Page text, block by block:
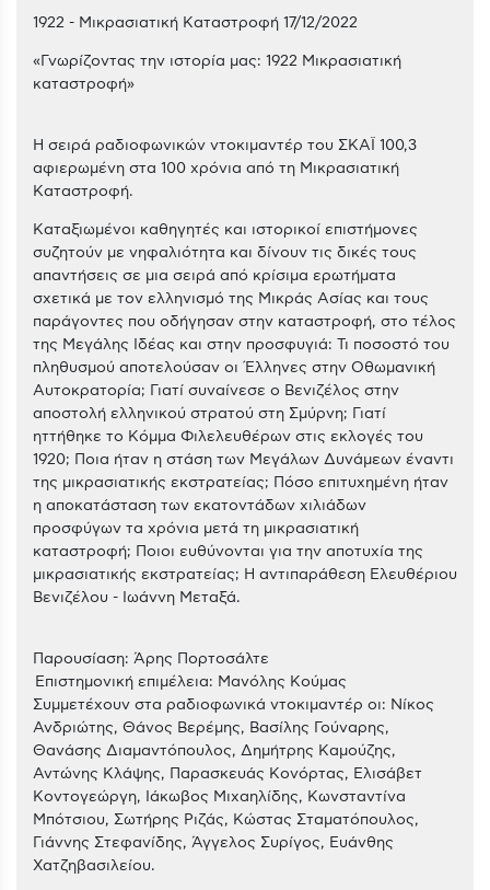
1922 - Μικρασιατική Καταστροφή 17/12/2022
«Γνωρίζοντας την ιστορία μας: 1922 Μικρασιατική
καταστροφή»
Η σειρά ραδιοφωνικών ντοκιμαντέρ του ΣΚΑΪ 100,3
αφιερωμένη στα 100 χρόνια από τη Μικρασιατική
Καταστροφή.
Καταξιωμένοι καθηγητές και ιστορικοί επιστήμονες
συζητούν με νηφαλιότητα και δίνουν τις δικές τους
απαντήσεις σε μια σειρά από κρίσιμα ερωτήματα
σχετικά με τον ελληνισμό της Μικράς Ασίας και τους
παράγοντες που οδήγησαν στην καταστροφή, στο τέλος
της Μεγάλης Ιδέας και στην προσφυγιά: Τι ποσοστό του
πληθυσμού αποτελούσαν οι Έλληνες στην Οθωμανική
Αυτοκρατορία; Γιατί συναίνεσε ο Βενιζέλος στην
αποστολή ελληνικού στρατού στη Σμύρνη; Γιατί
ηττήθηκε το Κόμμα Φιλελευθέρων στις εκλογές του
1920; Ποια ήταν η στάση των Μεγάλων Δυνάμεων έναντι
της μικρασιατικής εκστρατείας; Πόσο επιτυχημένη ήταν
η αποκατάσταση των εκατοντάδων χιλιάδων
προσφύγων τα χρόνια μετά τη μικρασιατική
καταστροφή; Ποιοι ευθύνονται για την αποτυχία της
μικρασιατικής εκστρατείας; Η αντιπαράθεση Ελευθέριου
Βενιζέλου - Ιωάννη Μεταξά.
Παρουσίαση: Άρης Πορτοσάλτε
Επιστημονική επιμέλεια: Μανόλης Κούμας
Συμμετέχουν στα ραδιοφωνικά ντοκιμαντέρ οι: Νίκος
Ανδριώτης, Θάνος Βερέμης, Βασίλης Γούναρης,
Θανάσης Διαμαντόπουλος, Δημήτρης Καμούζης,
Αντώνης Κλάψης, Παρασκευάς Κονόρτας, Ελισάβετ
Κοντογεώργη, Ιάκωβος Μιχαηλίδης, Κωνσταντίνα
Μπότσιου, Σωτήρης Ριζάς, Κώστας Σταματόπουλος,
Γιάννης Στεφανίδης, Άγγελος Συρίγος, Ευάνθης
Χατζηβασιλείου.